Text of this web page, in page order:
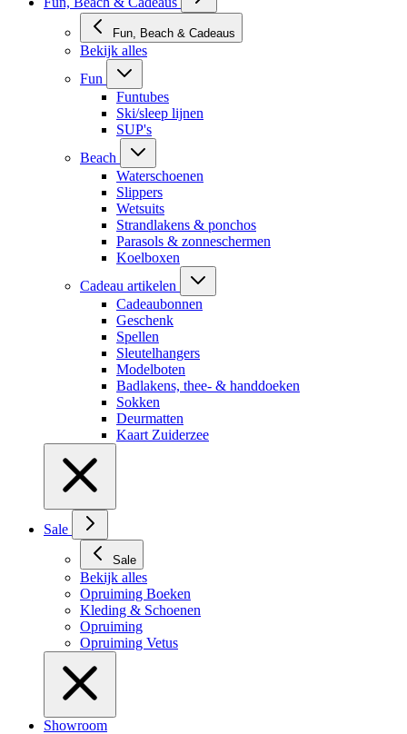
Fun, Beach & Cadeaus
Bekijk alles
Fun
Funtubes
Ski/sleep lijnen
SUP's
Beach
Waterschoenen
Slippers
Wetsuits
Strandlakens & ponchos
Parasols & zonneschermen
Koelboxen
Cadeau artikelen
Cadeaubonnen
Geschenk
Spellen
Sleutelhangers
Modelboten
Badlakens, thee- & handdoeken
Sokken
Deurmatten
Kaart Zuiderzee
Sale
Sale
Bekijk alles
Opruiming Boeken
Kleding & Schoenen
Opruiming
Opruiming Vetus
Showroom